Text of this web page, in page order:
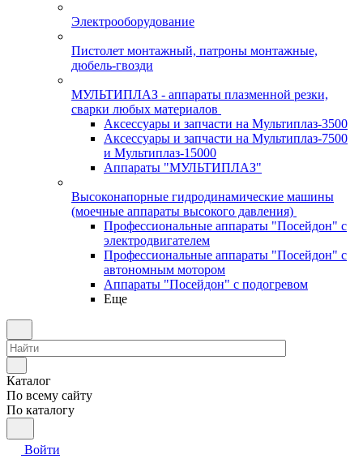
Электрооборудование
Пистолет монтажный, патроны монтажные,
дюбель-гвозди
МУЛЬТИПЛАЗ - аппараты плазменной резки,
сварки любых материалов
Аксессуары и запчасти на Мультиплаз-3500
Аксессуары и запчасти на Мультиплаз-7500
и Мультиплаз-15000
Аппараты "МУЛЬТИПЛАЗ"
Высоконапорные гидродинамические машины
(моечные аппараты высокого давления)
Профессиональные аппараты "Посейдон" с
электродвигателем
Профессиональные аппараты "Посейдон" с
автономным мотором
Аппараты "Посейдон" с подогревом
Еще
Каталог
По всему сайту
По каталогу
Войти